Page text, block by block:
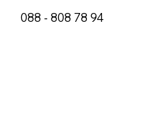
088 - 808 78 94